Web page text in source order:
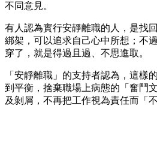
不同意見。
有人認為實行安靜離職的人，是找
綁架，可以追求自己心中所想；不
穿了，就是得過且過、不思進取。
「安靜離職」的支持者認為，這樣
到平衡，捨棄職場上病態的「奮鬥
及剝屑，不再把工作視為責任而「